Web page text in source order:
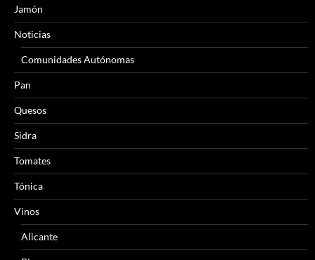
Jamón
Noticias
Comunidades Autónomas
Pan
Quesos
Sidra
Tomates
Tónica
Vinos
Alicante